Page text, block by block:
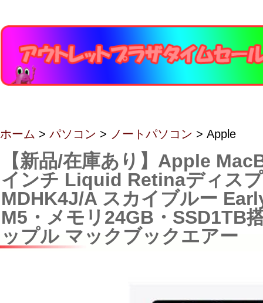
ホーム > パソコン > ノートパソコン > Apple
【新品/在庫あり】Apple
インチ Liquid Retinaディス
MDHK4J/A スカイブルー
M5・メモリ24GB・SSD1TB
ップル マックブックエアー